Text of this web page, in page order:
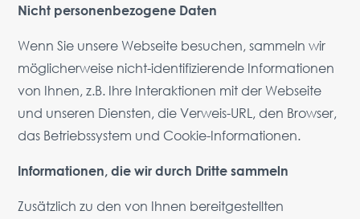
Nicht personenbezogene Daten
Wenn Sie unsere Webseite besuchen, sammeln wir
möglicherweise nicht-identifizierende Informationen
von Ihnen, z.B. Ihre Interaktionen mit der Webseite
und unseren Diensten, die Verweis-URL, den Browser,
das Betriebssystem und Cookie-Informationen.
Informationen, die wir durch Dritte sammeln
Zusätzlich zu den von Ihnen bereitgestellten